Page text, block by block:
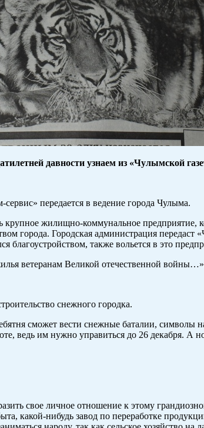
давности узнаем из «Чулымской
передается в ведение города Чулыма.
жилищно-коммунальное предприятие,
города. Городская администрация передаст
также вольется в это
ветеранам Великой отечественной
снежного городка.
сможет вести снежные баталии,
ведь им нужно управиться до 26 декабря.
свое личное отношение к этому
какой-нибудь завод по переработке